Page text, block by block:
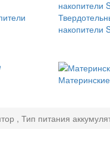
накопители
, Тип питания